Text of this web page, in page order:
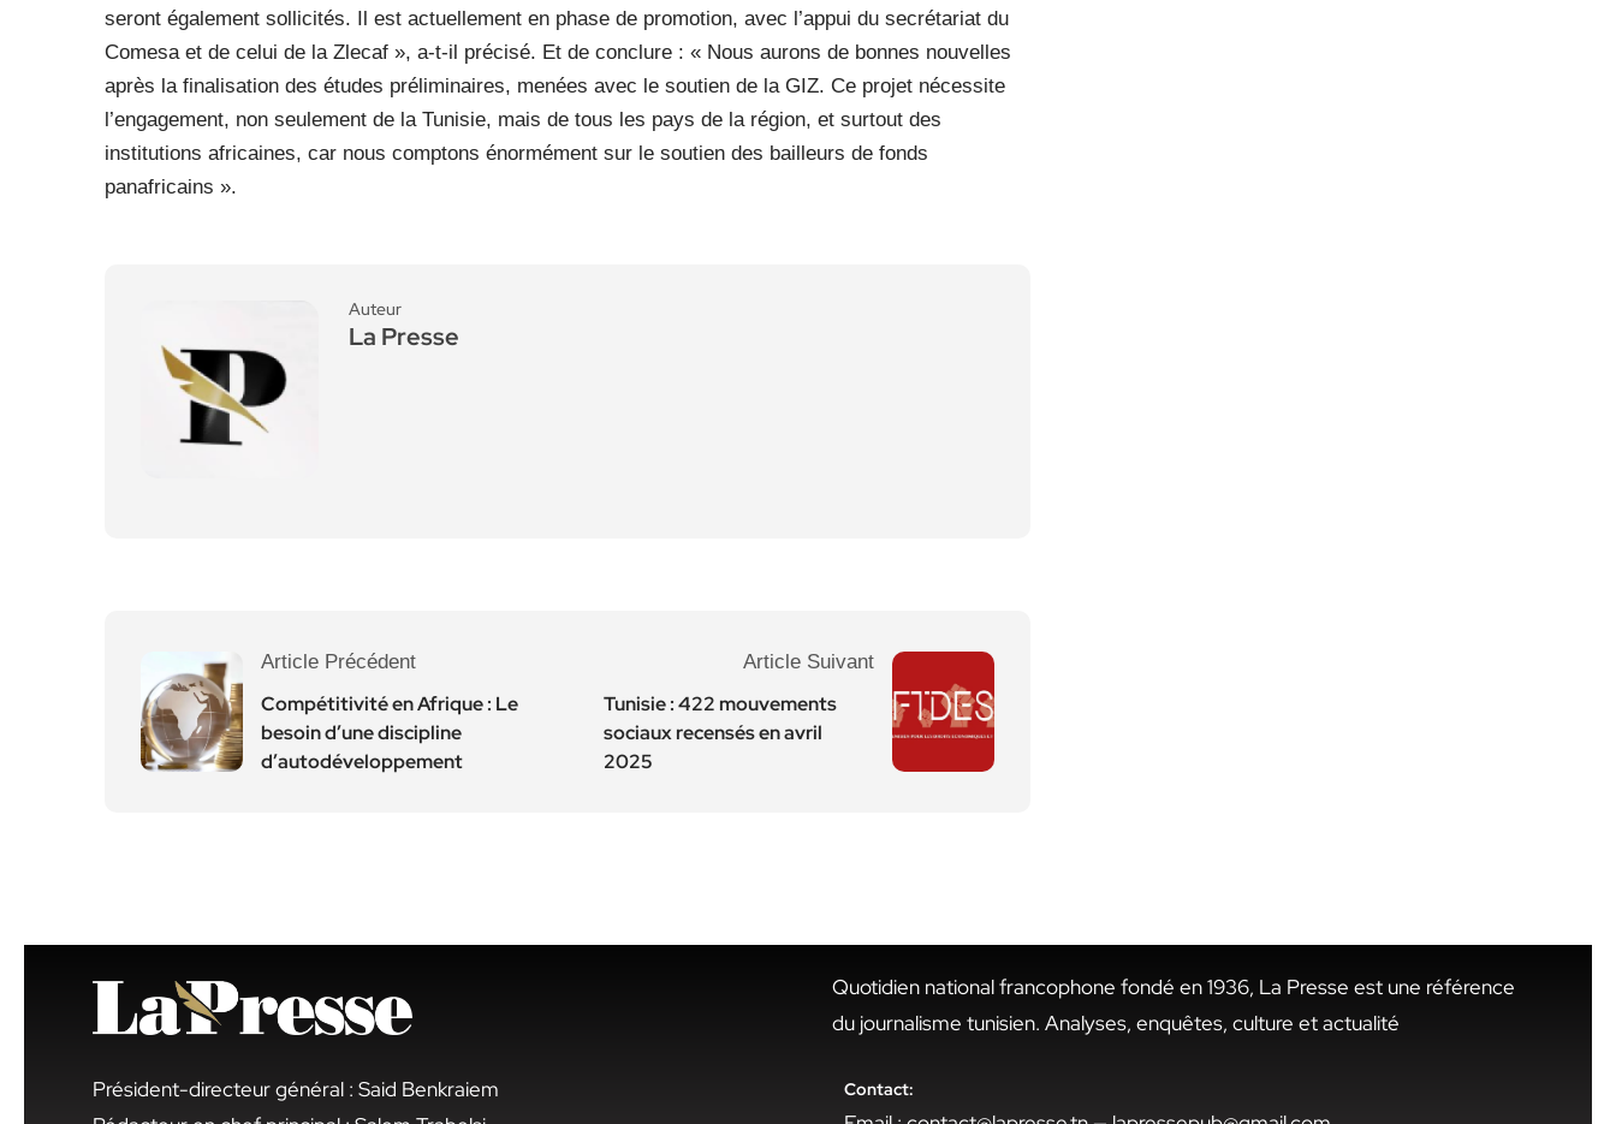
seront également sollicités. Il est actuellement en phase de promotion, avec l’appui du secrétariat du
Comesa et de celui de la Zlecaf », a-t-il précisé. Et de conclure : « Nous aurons de bonnes nouvelles
après la finalisation des études préliminaires, menées avec le soutien de la GIZ. Ce projet nécessite
l’engagement, non seulement de la Tunisie, mais de tous les pays de la région, et surtout des
institutions africaines, car nous comptons énormément sur le soutien des bailleurs de fonds
panafricains ».
Auteur
La Presse
Article Précédent
Compétitivité en Afrique : Le
besoin d’une discipline
d’autodéveloppement
Article Suivant
Tunisie : 422 mouvements
sociaux recensés en avril
2025
Président-directeur général : Said Benkraiem
Quotidien national francophone fondé en 1936, La Presse est une référence
du journalisme tunisien. Analyses, enquêtes, culture et actualité
Contact: